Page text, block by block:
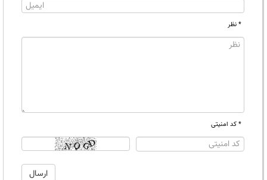
* نظر
* کد امنیتی